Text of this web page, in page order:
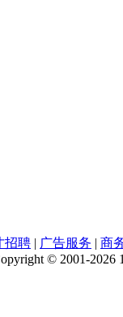
招聘 | 广告服务 | 商
© 2001-2026